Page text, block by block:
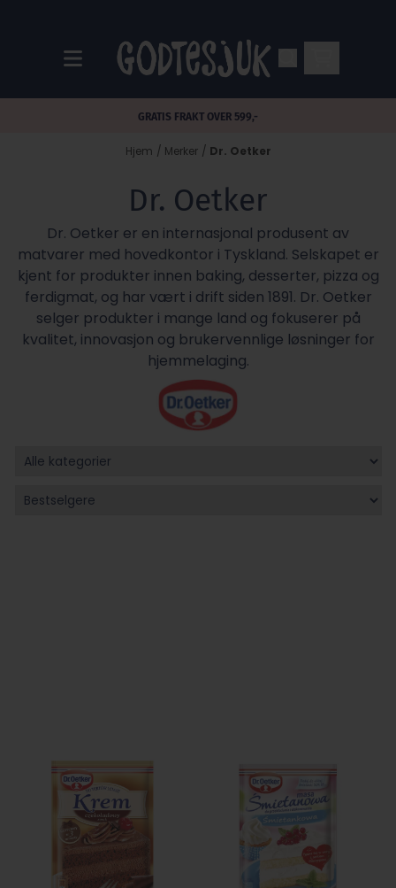
GRATIS FRAKT OVER 599,-
Hjem / Merker / Dr. Oetker
Dr. Oetker
Dr. Oetker er en internasjonal produsent av
matvarer med hovedkontor i Tyskland. Selskapet er
kjent for produkter innen baking, desserter, pizza og
ferdigmat, og har vært i drift siden 1891. Dr. Oetker
selger produkter i mange land og fokuserer på
kvalitet, innovasjon og brukervennlige løsninger for
hjemmelaging.